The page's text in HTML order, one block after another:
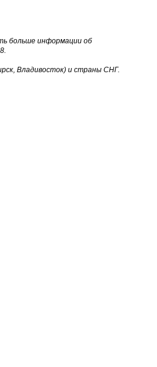
больше информации об
Владивосток) и страны СНГ.